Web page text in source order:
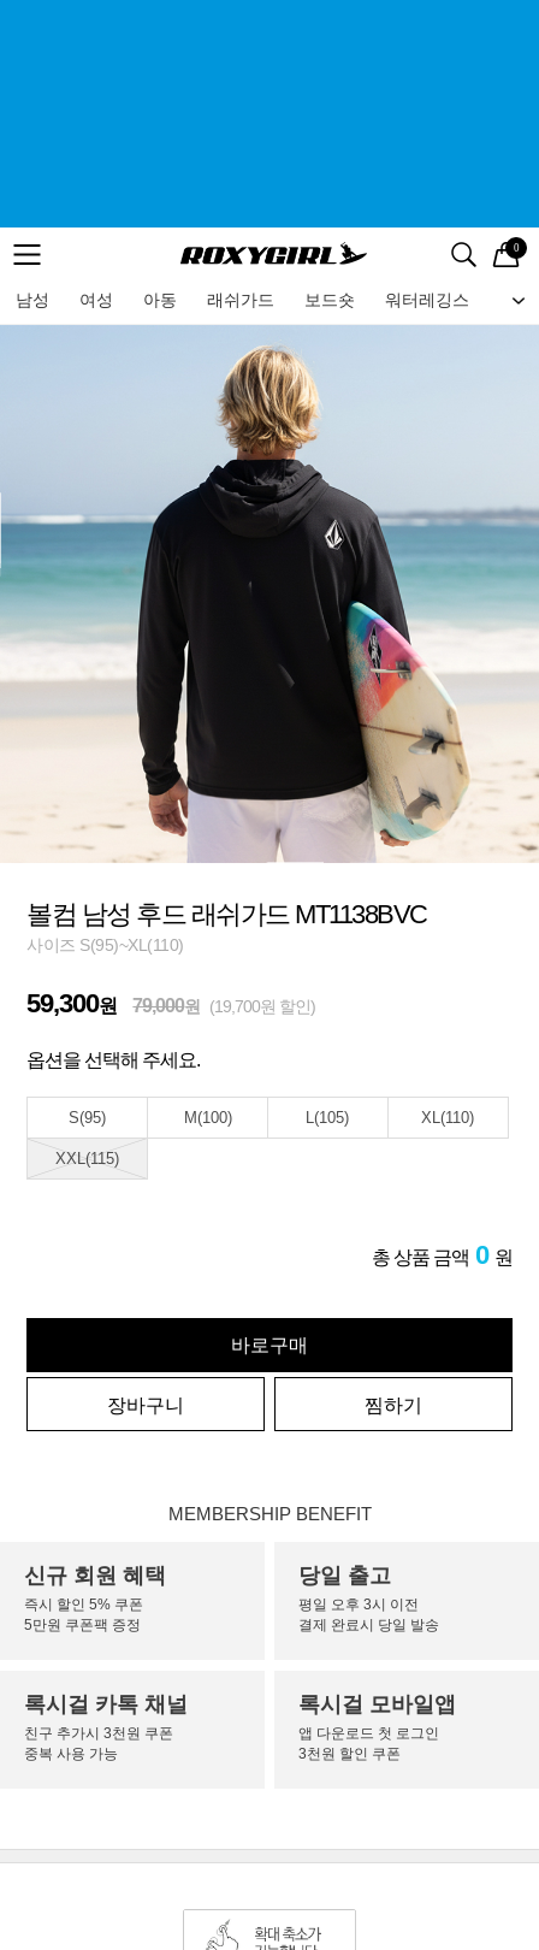
메뉴 검색
로고 0
남성 여성 아동 래쉬가드 보드숏 워터레깅스 비
메뉴
볼컴 남성 후드 래쉬가드 MT1138BVC
사이즈 S(95)~XL(110)
59,300원 79,000원 (19,700원 할인)
옵션을 선택해 주세요.
S(95) M(100) L(105) XL(110)
XXL(115)
총 상품 금액 0 원
바로구매
장바구니 찜하기
MEMBERSHIP BENEFIT
신규 회원 혜택
즉시 할인 5% 쿠폰
5만원 쿠폰팩 증정
당일 출고
평일 오후 3시 이전
결제 완료시 당일 발송
록시걸 카톡 채널
친구 추가시 3천원 쿠폰
중복 사용 가능
록시걸 모바일앱
앱 다운로드 첫 로그인
3천원 할인 쿠폰